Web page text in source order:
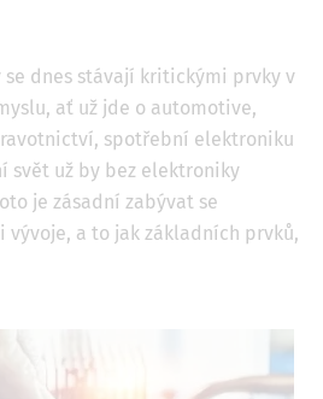
dnes stávají kritickými prvky v
ať už jde o automotive,
spotřební elektroniku
svět už by bez elektroniky
je zásadní zabývat se
vývoje, a to jak základních prvků,